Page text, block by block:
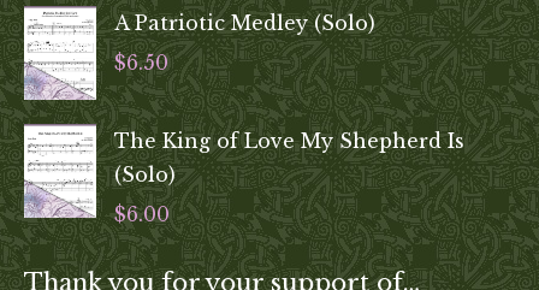
A Patriotic Medley (Solo)
$6.50
The King of Love My Shepherd Is
(Solo)
$6.00
Thank you for your support of…